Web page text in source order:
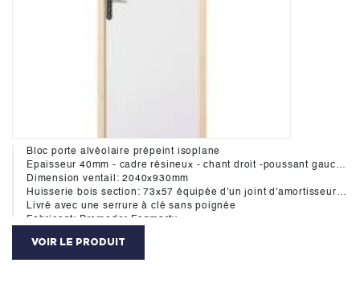
Bloc porte alvéolaire prépeint isoplane
Epaisseur 40mm - cadre résineux - chant droit -poussant gauche
Dimension ventail: 2040x930mm
Huisserie bois section: 73x57 équipée d'un joint d'amortisseur hautement durable aux cycles d'ouverture-fermeture des portes. Ce systéme assure une réduction importante du bruit de claquement des portes de 7 dB(A)
Livré avec une serrure à clé sans poignée
Fabricant: Premador Fonmarty
VOIR LE PRODUIT